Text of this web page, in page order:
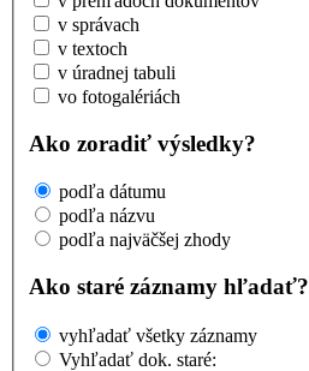
v správach
v textoch
v úradnej tabuli
vo fotogalériách
Ako zoradiť výsledky?
podľa dátumu
podľa názvu
podľa najväčšej zhody
Ako staré záznamy hľadať?
vyhľadať všetky záznamy
Vyhľadať dok. staré: